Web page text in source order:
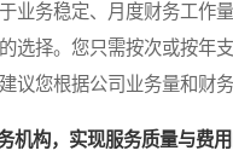
业务稳定、月度财务工作
选择。您只需按次或按年
议您根据公司业务量和财
机构，实现服务质量与费